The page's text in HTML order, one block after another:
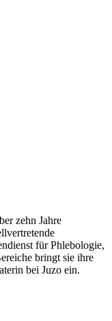
zehn Jahre
für Phlebologie,
bringt sie ihre
bei Juzo ein.